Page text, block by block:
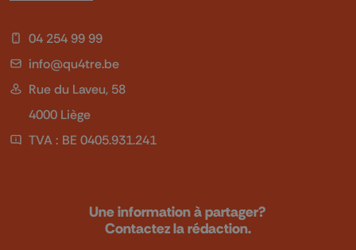
04 254 99 99
info@qu4tre.be
Rue du Laveu, 58
4000 Liège
TVA : BE 0405.931.241
Une information à partager?
Contactez la rédaction.